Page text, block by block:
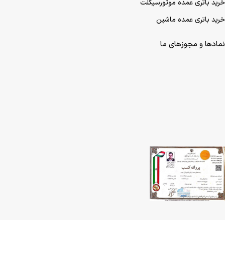
خرید باتری عمده موتورسیکلت
خرید باتری عمده ماشین
نمادها و مجوزهای ما